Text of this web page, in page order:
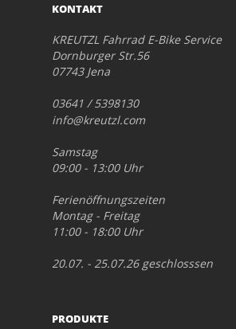
KONTAKT
KREUTZL Fahrrad E-Bike Service
Dornburger Str.56
07743 Jena
03641 / 5398130
info@kreutzl.com
Samstag
09:00 - 13:00 Uhr
Ferienöffnungszeiten
Montag - Freitag
11:00 - 18:00 Uhr
20.07. - 25.07.26 geschlosssen
PRODUKTE